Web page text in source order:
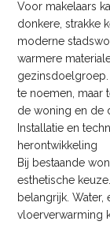
Voor makelaars
donkere, strakke
moderne
warmere
te noemen, maar
de woning en de
Installatie en
herontwikkeling
Bij bestaande
esthetische
belangrijk. Water,
vloerverwarming